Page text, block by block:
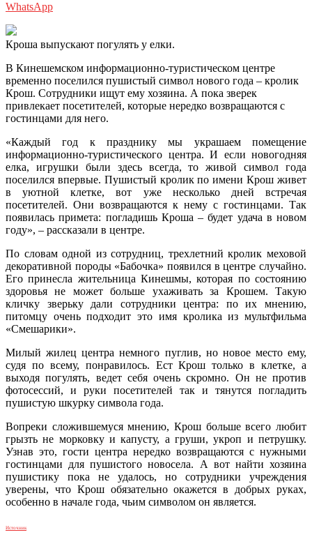
WhatsApp
Кроша выпускают погулять у елки.
В Кинешемском информационно-туристическом центре
временно поселился пушистый символ нового года – кролик
Крош. Сотрудники ищут ему хозяина. А пока зверек
привлекает посетителей, которые нередко возвращаются с
гостинцами для него.
«Каждый год к празднику мы украшаем помещение
информационно-туристического центра. И если новогодняя
елка, игрушки были здесь всегда, то живой символ года
поселился впервые. Пушистый кролик по имени Крош живет
в уютной клетке, вот уже несколько дней встречая
посетителей. Они возвращаются к нему с гостинцами. Так
появилась примета: погладишь Кроша – будет удача в новом
году», – рассказали в центре.
По словам одной из сотрудниц, трехлетний кролик меховой
декоративной породы «Бабочка» появился в центре случайно.
Его принесла жительница Кинешмы, которая по состоянию
здоровья не может больше ухаживать за Крошем. Такую
кличку зверьку дали сотрудники центра: по их мнению,
питомцу очень подходит это имя кролика из мультфильма
«Смешарики».
Милый жилец центра немного пуглив, но новое место ему,
судя по всему, понравилось. Ест Крош только в клетке, а
выходя погулять, ведет себя очень скромно. Он не против
фотосессий, и руки посетителей так и тянутся погладить
пушистую шкурку символа года.
Вопреки сложившемуся мнению, Крош больше всего любит
грызть не морковку и капусту, а груши, укроп и петрушку.
Узнав это, гости центра нередко возвращаются с нужными
гостинцами для пушистого новосела. А вот найти хозяина
пушистику пока не удалось, но сотрудники учреждения
уверены, что Крош обязательно окажется в добрых руках,
особенно в начале года, чьим символом он является.
Источник